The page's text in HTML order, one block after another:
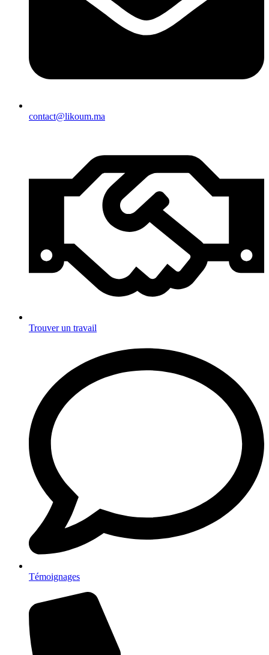
contact@likoum.ma
Trouver un travail
Témoignages